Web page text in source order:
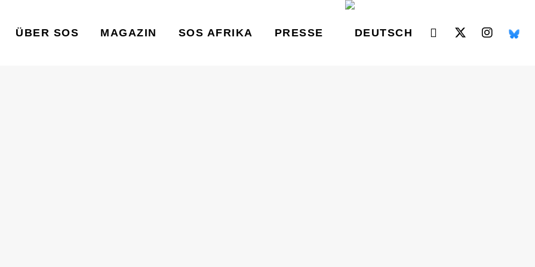
ÜBER SOS MAGAZIN SOS AFRIKA PRESSE